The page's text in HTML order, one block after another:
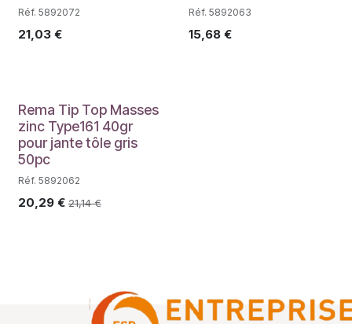
Réf. 5892072
21,03 €
Réf. 5892063
15,68€
Déstockage
Rema Tip Top Masses
zinc Type161 40gr
pour jante tôle gris
50pc
Réf. 5892062
20,29 € 21,14€